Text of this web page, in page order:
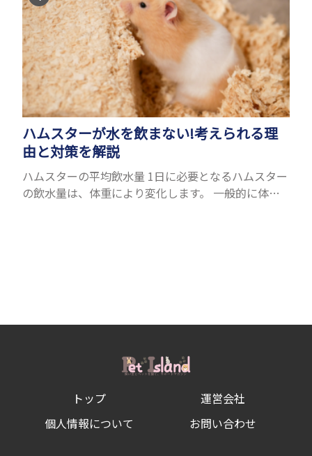
ハムスターが水を飲まない!考えられる理
由と対策を解説
ハムスターの平均飲水量 1日に必要となるハムスター
の飲水量は、体重により変化します。 一般的に体重
トップ
運営会社
個人情報について
お問い合わせ